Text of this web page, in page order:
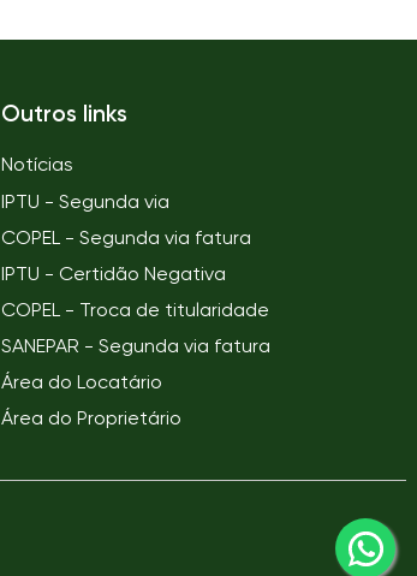
Outros links
Notícias
IPTU - Segunda via
COPEL - Segunda via fatura
IPTU - Certidão Negativa
COPEL - Troca de titularidade
SANEPAR - Segunda via fatura
Área do Locatário
Área do Proprietário